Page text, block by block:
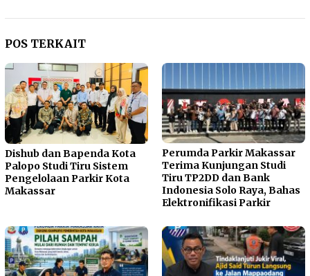
POS TERKAIT
Dishub dan Bapenda Kota
Palopo Studi Tiru Sistem
Pengelolaan Parkir Kota
Makassar
Perumda Parkir Makassar
Terima Kunjungan Studi
Tiru TP2DD dan Bank
Indonesia Solo Raya, Bahas
Elektronifikasi Parkir